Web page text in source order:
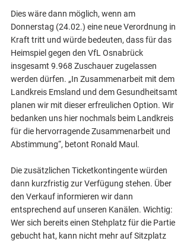
Dies wäre dann möglich, wenn am
Donnerstag (24.02.) eine neue Verordnung in
Kraft tritt und würde bedeuten, dass für das
Heimspiel gegen den VfL Osnabrück
insgesamt 9.968 Zuschauer zugelassen
werden dürfen. „In Zusammenarbeit mit dem
Landkreis Emsland und dem Gesundheitsamt
planen wir mit dieser erfreulichen Option. Wir
bedanken uns hier nochmals beim Landkreis
für die hervorragende Zusammenarbeit und
Abstimmung“, betont Ronald Maul.
Die zusätzlichen Ticketkontingente würden
dann kurzfristig zur Verfügung stehen. Über
den Verkauf informieren wir dann
entsprechend auf unseren Kanälen. Wichtig:
Wer sich bereits einen Stehplatz für die Partie
gebucht hat, kann nicht mehr auf Sitzplatz